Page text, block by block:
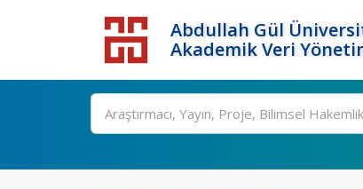
Abdullah Gül
Akademik Veri